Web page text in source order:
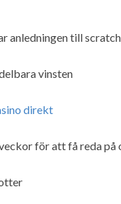
anledningen till
vinsten
direkt
för att få reda på